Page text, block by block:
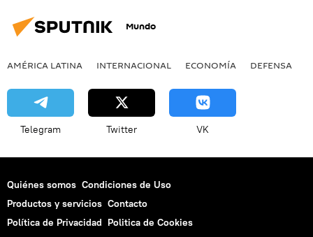
Mundo
AMÉRICA LATINA INTERNACIONAL ECONOMÍA DEFENSA
Telegram Twitter VK
Quiénes somos Condiciones de Uso
Productos y servicios Contacto
Política de Privacidad Politica de Cookies